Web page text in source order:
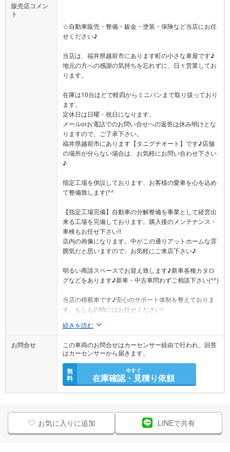
販売店コメン
ト
☆自動車販売・整備・鈑金・塗装・保険など当店にお任
せください♪
当店は、福井県越前市にあります町の小さな車屋です♪
地元の方への感謝の気持ちを忘れずに、日々営業してお
ります。
在庫は10台ほどで軽四からミニバンまで取り扱っており
ます。
定休日は日曜・祝日になります。
メールorお電話でのお問い合せへの返答は休み明けとな
りますので、ご了承下さい。
福井県越前市にあります【タニグチオート】です♪店舗
の場所が分らない場合は、お気軽にお問い合わせ下さい
♪
指定工場を併設しております、お客様の愛車を心を込め
て整備致します(^^ゞ
【指定工場完備】自動車の分解整備を事業として経営出
来る工場を完備しております。購入後のメンテナンス・
車検もお任せ下さい!!
店内の画像になります。中がこの通りアットホームな雰
囲気だと思いますので、お気軽にご来店下さい♪
明るい商談スペースでお迎え致します♪新車各種カタロ
グなどをあります♪新車・中古車問わずご相談下さい(^^)
当店の積載車です♪安心のサポート体制を整えておりま
す。もしもの時にはお任せください!
続きを読む
お問合せ
この車両のお問合せはカーセンサー経由で行われ、回答
はカーセンサーから届きます。
無
料
今すぐ
在庫確認・見積り依頼
お気に入りに追加 LINEで共有